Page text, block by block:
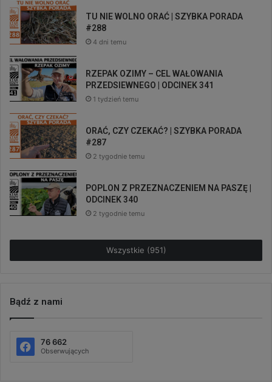
TU NIE WOLNO ORAĆ | SZYBKA PORADA
#288
4 dni temu
RZEPAK OZIMY – CEL WAŁOWANIA
PRZEDSIEWNEGO | ODCINEK 341
1 tydzień temu
ORAĆ, CZY CZEKAĆ? | SZYBKA PORADA
#287
2 tygodnie temu
POPLON Z PRZEZNACZENIEM NA PASZĘ |
ODCINEK 340
2 tygodnie temu
Wszystkie (951)
Bądź z nami
76 662
Obserwujących